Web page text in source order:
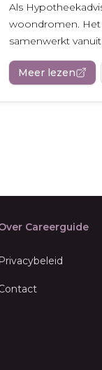
Als
woondromen. Het
samenwerkt
Meer lezen
Careerguide
Privacybeleid